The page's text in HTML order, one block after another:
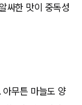
싸한 맛이 중독성
무튼 마늘도 양